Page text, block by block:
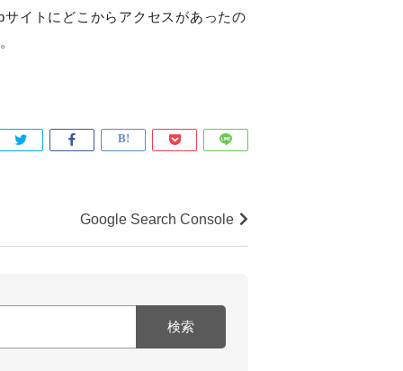
イトにどこからアクセスがあったの
Google Search Console
検索